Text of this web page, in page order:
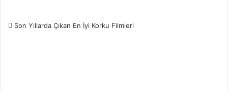
Son Yıllarda Çıkan En İyi Korku Filmleri